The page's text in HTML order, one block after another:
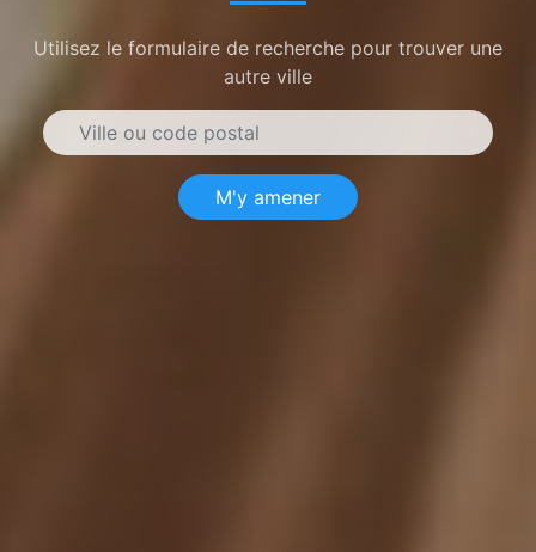
Utilisez le formulaire de recherche pour trouver une
autre ville
M'y amener